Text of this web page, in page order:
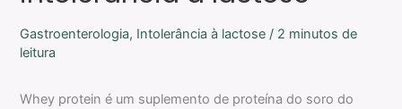
Gastroenterologia, Intolerância à lactose / 2 minutos de
leitura
Whey protein é um suplemento de proteína do soro do